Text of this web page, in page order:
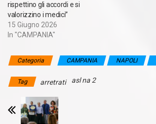
rispettino gli accordi e si
valorizzino i medici”
15 Giugno 2026
In "CAMPANIA"
Categoria CAMPANIA NAPOLI
Tag arretrati asl na 2